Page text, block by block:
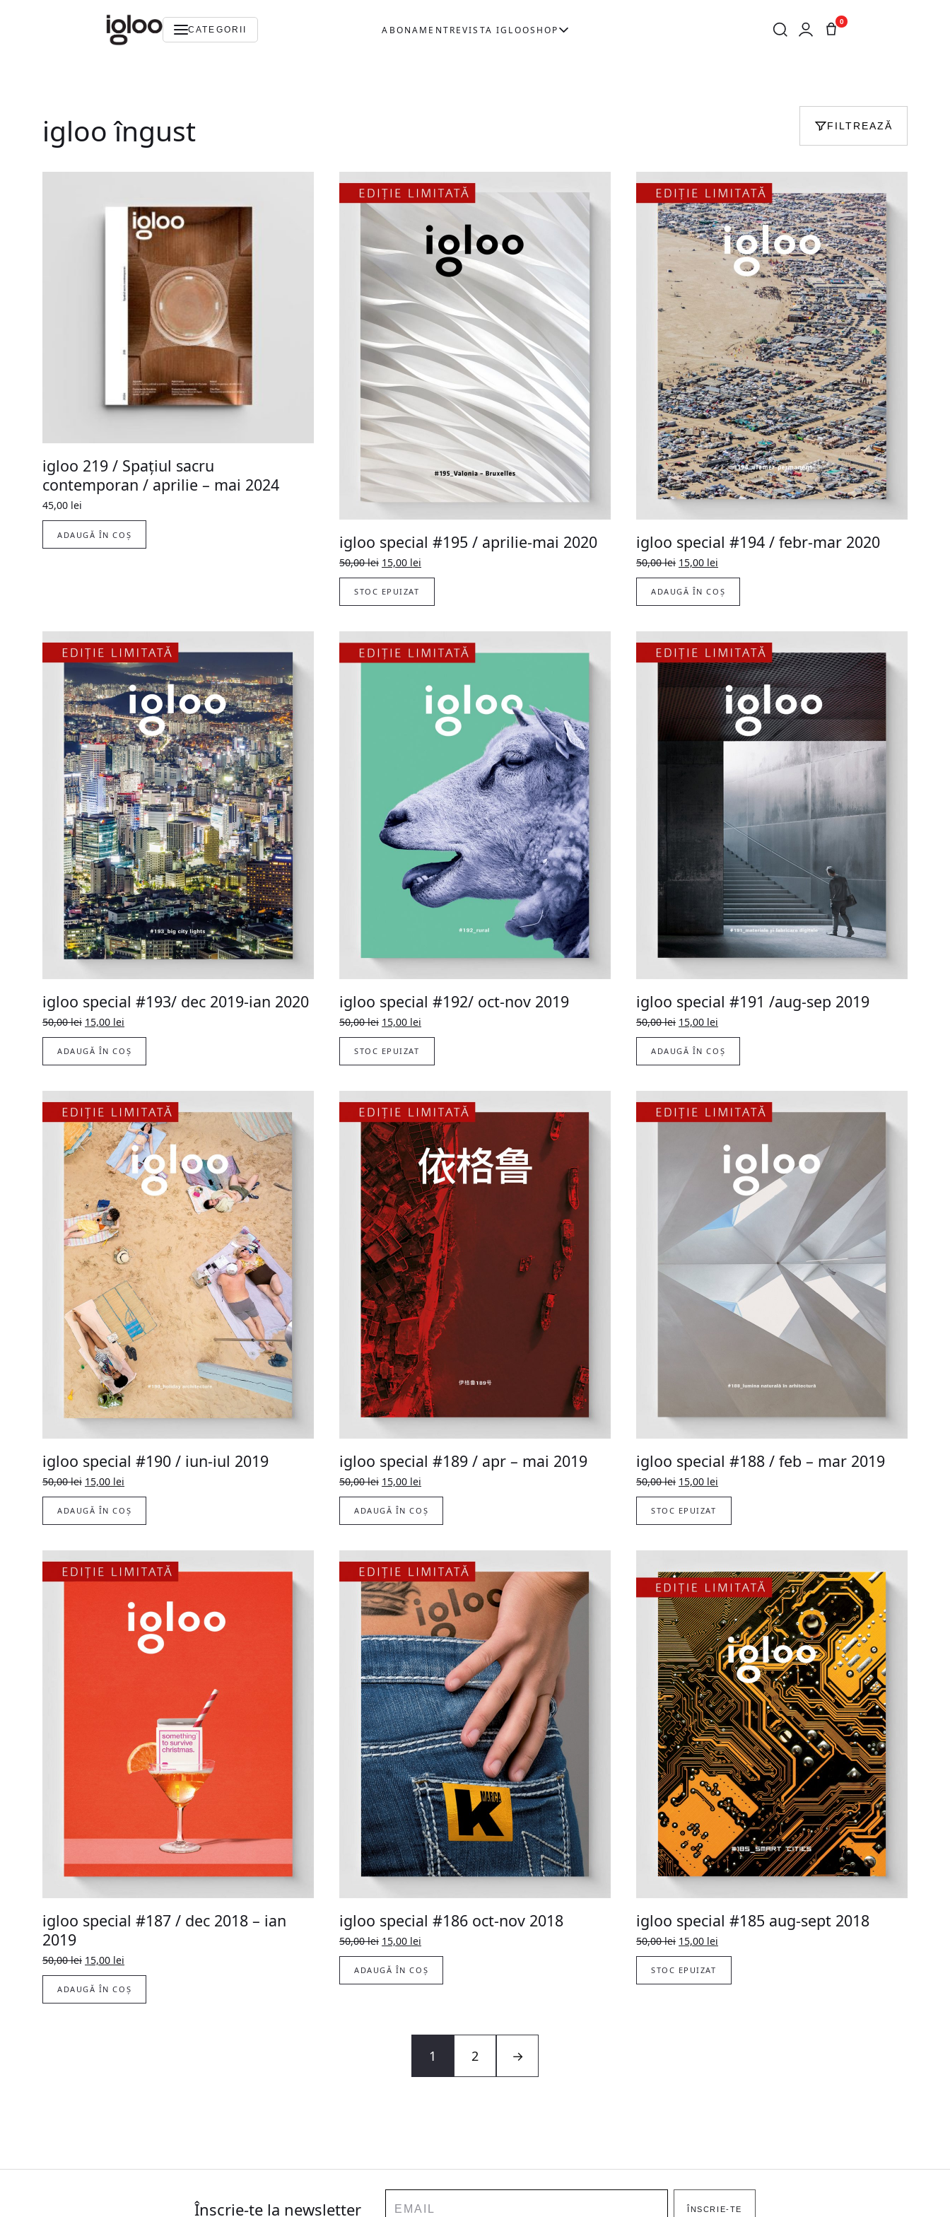
CATEGORII ABONAMENTREVISTA IGLOOSHOP
0
igloo îngust FILTREAZĂ
igloo 219 / Spațiul sacru
contemporan / aprilie – mai 2024
45,00 lei
ADAUGĂ ÎN COȘ igloo special #195 / aprilie-mai 2020
50,00lei Prețul
inițial
a
fost:
15,00 lei
curent
15,00 lei.
STOC EPUIZAT
igloo special #194 / febr-mar 2020
50,00lei Prețul
inițial
a
fost:
15,00 lei
curent
este:
15,00 lei.
ADAUGĂ ÎN COȘ
igloo special #193/ dec 2019-ian 2020
50,00lei Prețul
inițial
a
fost:
15,00 lei
curent
este:
15,00 lei.
ADAUGĂ ÎN COȘ
igloo special #192/ oct-nov 2019
50,00lei Prețul
inițial
a
fost:
15,00 lei
curent
15,00 lei.
STOC EPUIZAT
igloo special #191 /aug-sep 2019
50,00lei Prețul
inițial
a
fost:
15,00 lei
curent
este:
15,00 lei.
ADAUGĂ ÎN COȘ
igloo special #190 / iun-iul 2019
50,00lei Prețul
inițial
a
fost:
15,00 lei
curent
este:
15,00 lei.
ADAUGĂ ÎN COȘ
igloo special #189 / apr – mai 2019
50,00lei Prețul
inițial
a
fost:
15,00 lei
curent
este:
15,00 lei.
ADAUGĂ ÎN COȘ
igloo special #188 / feb – mar 2019
50,00lei Prețul
inițial
a
fost:
15,00 lei
curent
15,00 lei.
STOC EPUIZAT
igloo special #187 / dec 2018 – ian
2019
50,00lei Prețul
inițial
a
fost:
15,00 lei
curent
este:
15,00 lei.
ADAUGĂ ÎN COȘ
igloo special #186 oct-nov 2018
50,00lei Prețul
inițial
a
fost:
15,00 lei
curent
este:
15,00 lei.
ADAUGĂ ÎN COȘ
igloo special #185 aug-sept 2018
50,00lei Prețul
inițial
a
fost:
15,00 lei
curent
15,00 lei.
STOC EPUIZAT
1 2 →
Înscrie-te la newsletter ÎNSCRIE-TE